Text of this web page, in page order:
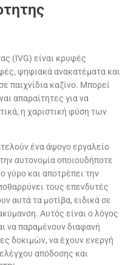
(IVG) είναι κρυφές
ψηφιακά ανακατέματα και
παιχνίδια καζίνο. Μπορεί
απαραίτητες για να
η χαριστική φύση των
ένα άψογο εργαλείο
αυτονομία οποιουδήποτε
γύρο και αποτρέπει την
τους επενδυτές
αυτά τα μοτίβα, ειδικά σε
Αυτός είναι ο λόγος
να παραμένουν διαφανή
δοκιμών, να έχουν ενεργή
απόδοσης και